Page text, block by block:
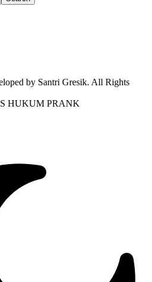
by Santri Gresik. All Rights
HUKUM PRANK